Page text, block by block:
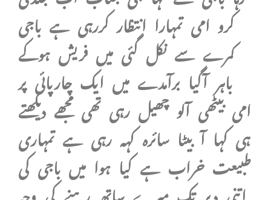
کرو امی تمہارا انتظار کررہی ہے باجی
کمرے سے نکل گئی میں فریش ہوکے
باہر آگیا برآمدے میں ایک چارپائی پر
امی بیٹھی آلو چھیل رہی تھی مجھے دیکھتے
ہی کہا آ بیٹا سائرہ کہہ رہی ہے تمہاری
طبیعت خراب ہے کیا ہوا میں باجی کی